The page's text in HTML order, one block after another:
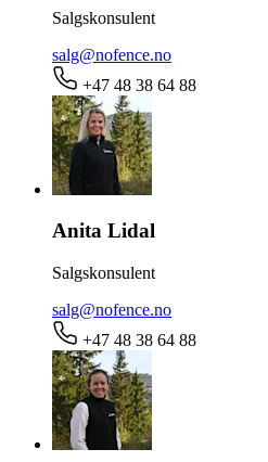
Salgskonsulent
salg@nofence.no
+47 48 38 64 88
Anita Lidal
Salgskonsulent
salg@nofence.no
+47 48 38 64 88